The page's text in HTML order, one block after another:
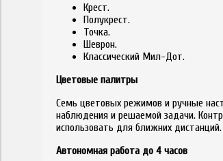
Крест.
Полукрест.
Точка.
Шеврон.
Классический Мил-Дот.
Цветовые палитры
Семь цветовых режимов и ручные
наблюдения и решаемой задачи.
использовать для ближних
Автономная работа до 4 часов